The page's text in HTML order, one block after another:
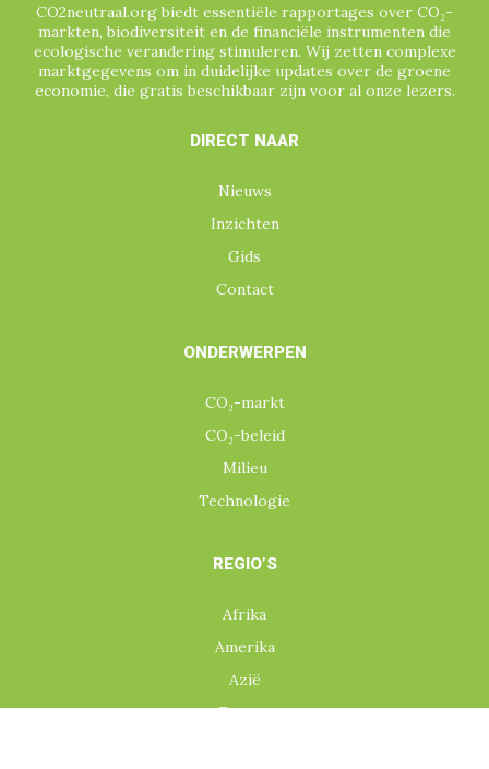
CO2neutraal.org biedt essentiële rapportages over CO₂-
markten, biodiversiteit en de financiële instrumenten die
ecologische verandering stimuleren. Wij zetten complexe
marktgegevens om in duidelijke updates over de groene
economie, die gratis beschikbaar zijn voor al onze lezers.
DIRECT NAAR
Nieuws
Inzichten
Gids
Contact
ONDERWERPEN
CO₂-markt
CO₂-beleid
Milieu
Technologie
REGIO’S
Afrika
Amerika
Azië
Europa